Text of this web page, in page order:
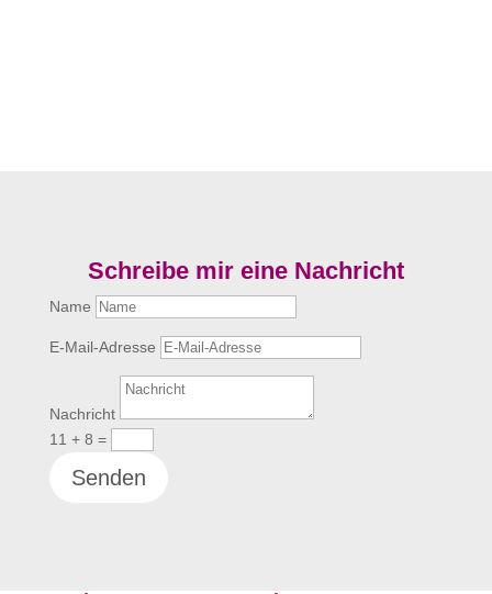
Schreibe mir eine Nachricht
Name
E-Mail-Adresse
Nachricht
11 + 8 =
Senden